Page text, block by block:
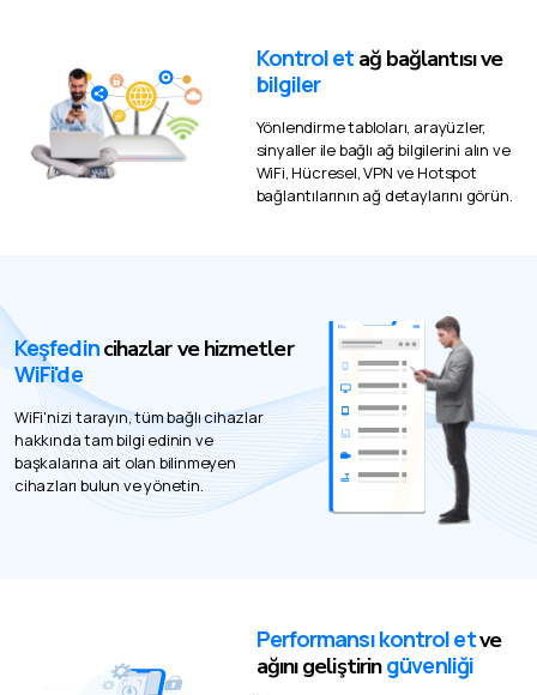
Kontrol et ağ bağlantısı ve
bilgiler
Yönlendirme tabloları, arayüzler,
sinyaller ile bağlı ağ bilgilerini alın ve
WiFi, Hücresel, VPN ve Hotspot
bağlantılarının ağ detaylarını görün.
Keşfedincihazlar ve hizmetler
WiFi'de
WiFi'nizi tarayın, tüm bağlı cihazlar
hakkında tam bilgi edinin ve
başkalarına ait olan bilinmeyen
cihazları bulun ve yönetin.
Performansı kontrol etve
ağını geliştiringüvenliği